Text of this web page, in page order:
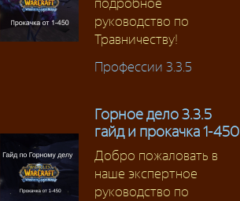
руководство по
Травничеству!
Профессии 3.3.5
Горное дело 3.3.5
гайд и прокачка 1-450
Добро пожаловать в
наше экспертное
руководство по